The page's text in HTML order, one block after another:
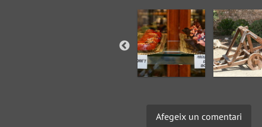
Afegeix un comentari